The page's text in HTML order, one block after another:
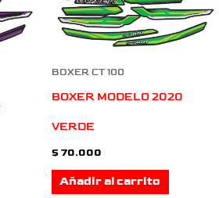
BOXER CT 100
BOXER MODELO 2020
VERDE
$ 70.000
Añadir al carrito